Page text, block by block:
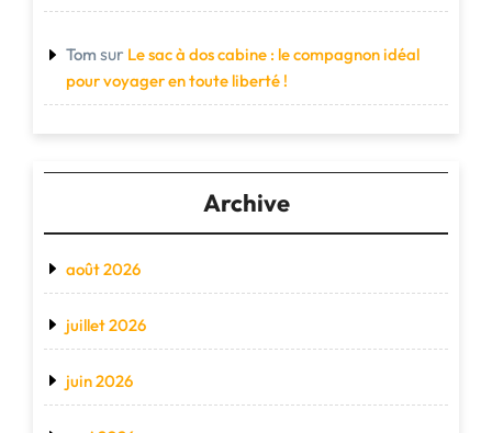
Tom sur Le sac à dos cabine : le compagnon idéal
pour voyager en toute liberté !
Archive
août 2026
juillet 2026
juin 2026